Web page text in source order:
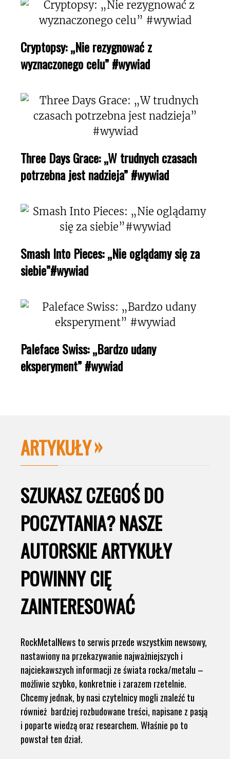
Cryptopsy: „Nie rezygnować z
wyznaczonego celu” #wywiad
Three Days Grace: „W trudnych czasach
potrzebna jest nadzieja” #wywiad
Smash Into Pieces: „Nie oglądamy się za
siebie”#wywiad
Paleface Swiss: „Bardzo udany
eksperyment” #wywiad
ARTYKUŁY
SZUKASZ CZEGOŚ DO
POCZYTANIA? NASZE
AUTORSKIE ARTYKUŁY
POWINNY CIĘ
ZAINTERESOWAĆ
RockMetalNews to serwis przede wszystkim newsowy,
nastawiony na przekazywanie najważniejszych i
najciekawszych informacji ze świata rocka/metalu –
możliwie szybko, konkretnie i zarazem rzetelnie.
Chcemy jednak, by nasi czytelnicy mogli znaleźć tu
również bardziej rozbudowane treści, napisane z pasją
i poparte wiedzą oraz researchem. Właśnie po to
powstał ten dział.